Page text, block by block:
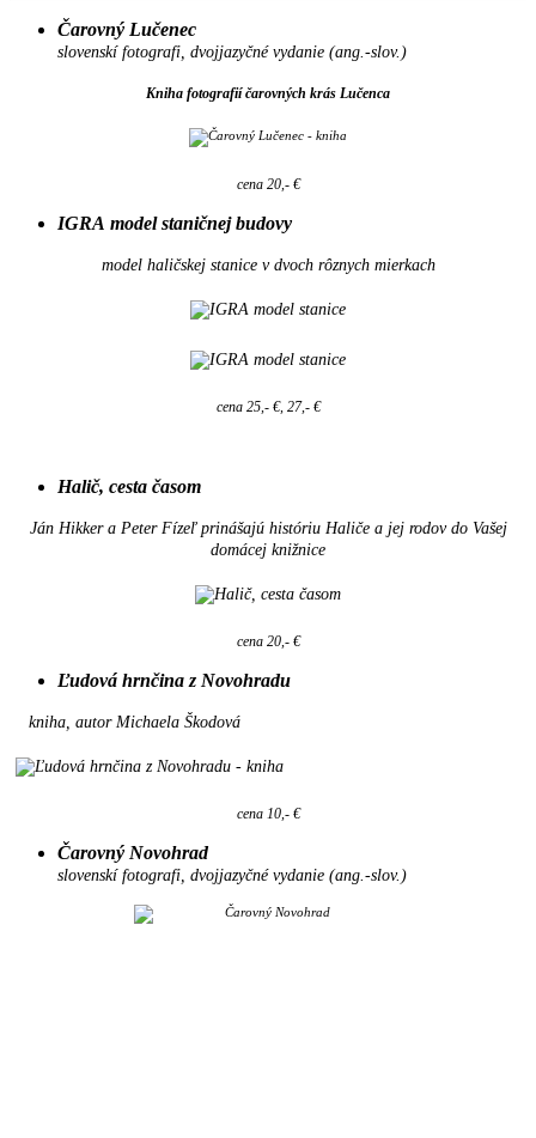
Čarovný Lučenec
slovenskí fotografi, dvojjazyčné vydanie (ang.-slov.)
Kniha fotografií čarovných krás Lučenca
cena 20,- €
IGRA model staničnej budovy
model haličskej stanice v dvoch rôznych mierkach
cena 25,- €, 27,- €
Halič, cesta časom
Ján Hikker a Peter Fízeľ prinášajú históriu Haliče a jej rodov do Vašej
domácej knižnice
cena 20,- €
Ľudová hrnčina z Novohradu
kniha, autor Michaela Škodová
cena 10,- €
Čarovný Novohrad
slovenskí fotografi, dvojjazyčné vydanie (ang.-slov.)